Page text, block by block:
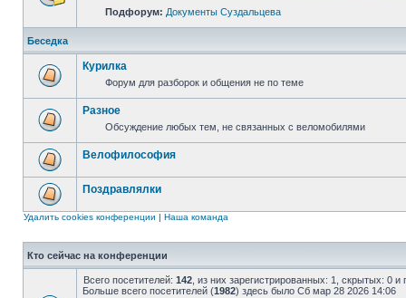
Подфорум: Документы Суздальцева
Беседка
Курилка
Форум для разборок и общения не по теме
Разное
Обсуждение любых тем, не связанных с веломобилями
Велофилософия
Поздравлялки
Удалить cookies конференции | Наша команда
Кто сейчас на конференции
Всего посетителей: 142 , из них зарегистрированных: 1, скрытых: 0
Больше всего посетителей (1982) здесь было Сб мар 28 2026 14:06